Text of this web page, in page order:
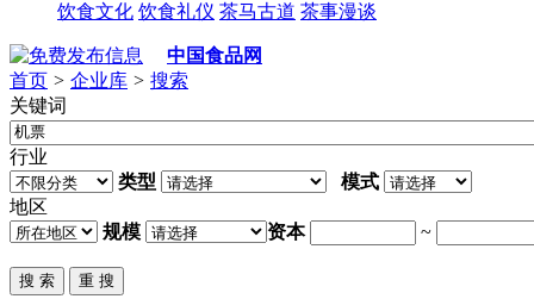
饮食文化 饮食礼仪 茶马古道 茶事漫谈
中国食品网
首页 > 企业库 > 搜索
关键词
行业
类型
模式
地区
规模
资本 ~